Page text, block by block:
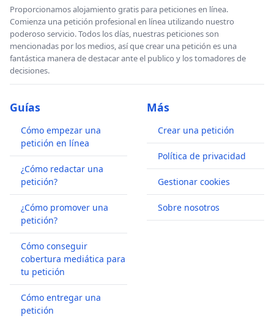
Proporcionamos alojamiento gratis para peticiones en línea.
Comienza una petición profesional en línea utilizando nuestro
poderoso servicio. Todos los días, nuestras peticiones son
mencionadas por los medios, así que crear una petición es una
fantástica manera de destacar ante el publico y los tomadores de
decisiones.
Guías
Cómo empezar una
petición en línea
¿Cómo redactar una
petición?
¿Cómo promover una
petición?
Cómo conseguir
cobertura mediática para
tu petición
Cómo entregar una
petición
Más
Crear una petición
Política de privacidad
Gestionar cookies
Sobre nosotros